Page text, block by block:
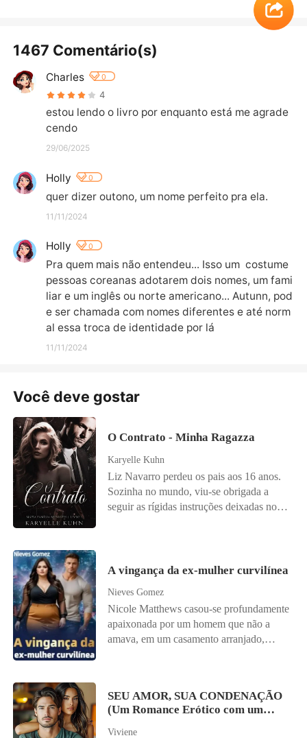
1467 Comentário(s)
Charles 0
4
estou lendo o livro por enquanto está me agrade
cendo
29/06/2025
Holly 0
quer dizer outono, um nome perfeito pra ela.
11/11/2024
Holly 0
Pra quem mais não entendeu... Isso um  costume
pessoas coreanas adotarem dois nomes, um fami
liar e um inglês ou norte americano... Autunn, pod
e ser chamada com nomes diferentes e até norm
al essa troca de identidade por lá
11/11/2024
Você deve gostar
O Contrato - Minha Ragazza
Karyelle Kuhn
Liz Navarro perdeu os pais aos 16 anos.
Sozinha no mundo, viu-se obrigada a
seguir as rígidas instruções deixadas no
Permanecer casada até os 25 anos,
império da família. Criada em uma
redoma, cercada por regras com as quais
nunca concordou, Liz levava uma vida
monótona, sem sonhos, sem aventuras.
McNight era tudo o que ela considerava
perigoso: charmoso, atlético, inteligente.
Um homem mais velho que despertava
nela sentimentos até então desconhecidos.
A vingança da ex-mulher curvilínea
Nieves Gomez
Nicole Matthews casou-se profundamente
apaixonada por um homem que não a
amava, em um casamento arranjado,
a desprezava, chamando-a de gorda e
manipuladora. Após dois anos de um
casamento árido e distante, Walter
SEU AMOR, SUA CONDENAÇÃO
(Um Romance Erótico com um
Viviene